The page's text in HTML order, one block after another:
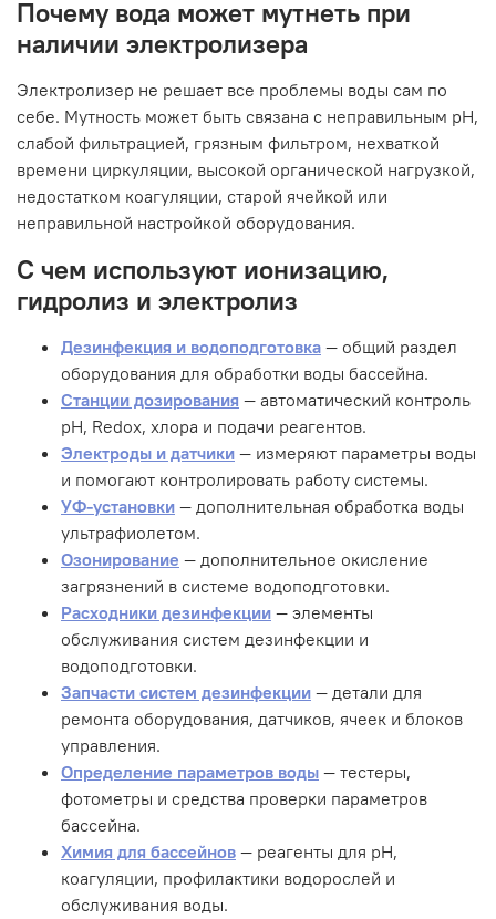
Почему вода может мутнеть при
наличии электролизера
Электролизер не решает все проблемы воды сам по
себе. Мутность может быть связана с неправильным pH,
слабой фильтрацией, грязным фильтром, нехваткой
времени циркуляции, высокой органической нагрузкой,
недостатком коагуляции, старой ячейкой или
неправильной настройкой оборудования.
С чем используют ионизацию,
гидролиз и электролиз
Дезинфекция и водоподготовка — общий раздел
оборудования для обработки воды бассейна.
Станции дозирования — автоматический контроль
pH, Redox, хлора и подачи реагентов.
Электроды и датчики — измеряют параметры воды
и помогают контролировать работу системы.
УФ-установки — дополнительная обработка воды
ультрафиолетом.
Озонирование — дополнительное окисление
загрязнений в системе водоподготовки.
Расходники дезинфекции — элементы
обслуживания систем дезинфекции и
водоподготовки.
Запчасти систем дезинфекции — детали для
ремонта оборудования, датчиков, ячеек и блоков
управления.
Определение параметров воды — тестеры,
фотометры и средства проверки параметров
бассейна.
Химия для бассейнов — реагенты для pH,
коагуляции, профилактики водорослей и
обслуживания воды.